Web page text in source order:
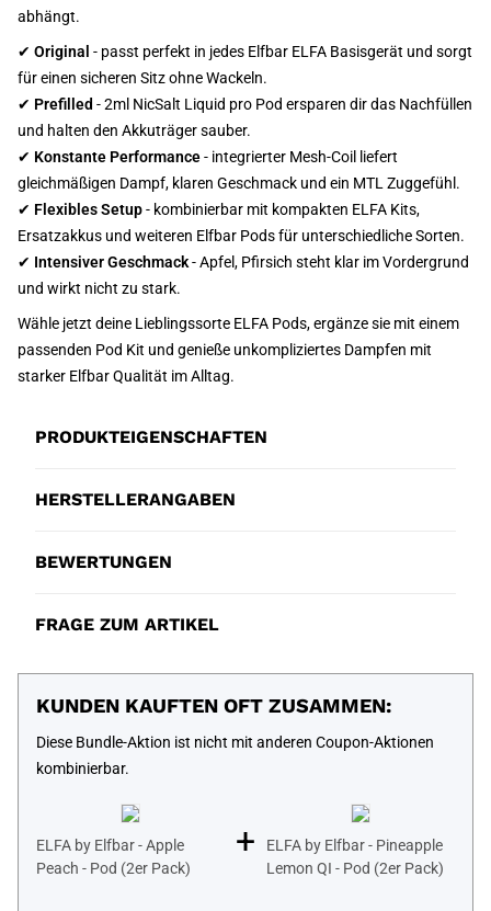
abhängt.
✔ Original - passt perfekt in jedes Elfbar ELFA Basisgerät und sorgt
für einen sicheren Sitz ohne Wackeln.
✔ Prefilled - 2ml NicSalt Liquid pro Pod ersparen dir das Nachfüllen
und halten den Akkuträger sauber.
✔ Konstante Performance- integrierter Mesh-Coil liefert
gleichmäßigen Dampf, klaren Geschmack und ein MTL Zuggefühl.
✔ Flexibles Setup- kombinierbar mit kompakten ELFA Kits,
Ersatzakkus und weiteren Elfbar Pods für unterschiedliche Sorten.
✔ Intensiver Geschmack- Apfel, Pfirsich steht klar im Vordergrund
und wirkt nicht zu stark.
Wähle jetzt deine Lieblingssorte ELFA Pods, ergänze sie mit einem
passenden Pod Kit und genieße unkompliziertes Dampfen mit
starker Elfbar Qualität im Alltag.
PRODUKTEIGENSCHAFTEN
HERSTELLERANGABEN
BEWERTUNGEN
FRAGE ZUM ARTIKEL
KUNDEN KAUFTEN OFT ZUSAMMEN:
Diese Bundle-Aktion ist nicht mit anderen Coupon-Aktionen
kombinierbar.
ELFA by Elfbar - Apple
Peach - Pod (2er Pack)
+
ELFA by Elfbar - Pineapple
Lemon QI - Pod (2er Pack)